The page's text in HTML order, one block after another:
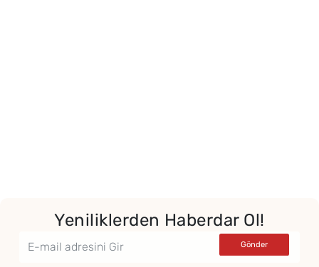
Yeniliklerden Haberdar Ol!